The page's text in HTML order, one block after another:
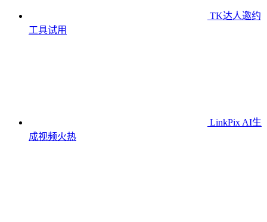
TK达人邀约
工具试用
LinkPix AI生
成视频火热